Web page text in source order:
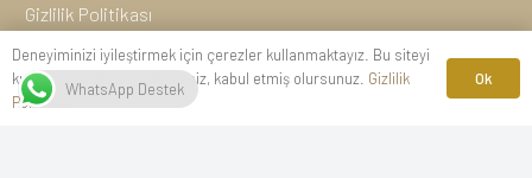
Gizlilik Politikası
Kişisel Verilerin Korunması
İptal-İade Koşulları
WhatsApp Destek
Deneyiminizi iyileştirmek için çerezler kullanmaktayız. Bu siteyi
kullanmaya devam ederseniz, kabul etmiş olursunuz. Gizlilik
Politikası
Ok